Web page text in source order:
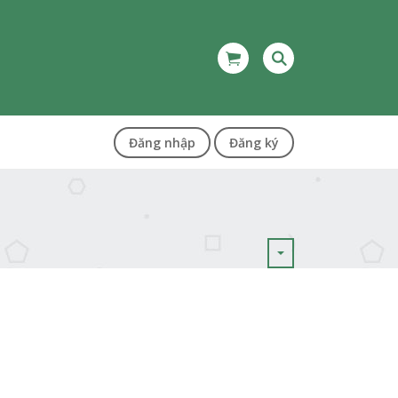
Đăng nhập Đăng ký